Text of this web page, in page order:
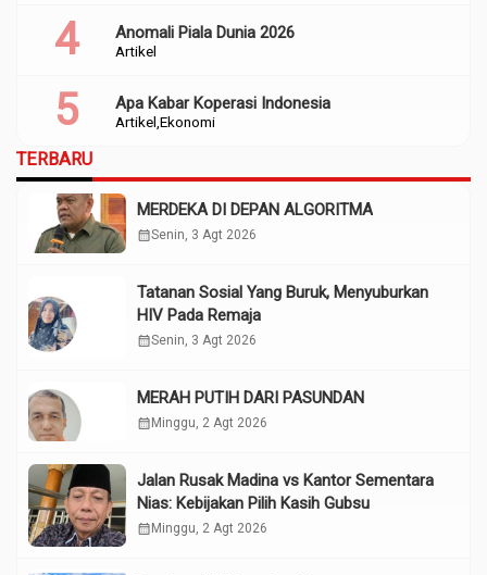
Artikel
Anomali Piala Dunia 2026
Artikel Ekonomi
Apa Kabar Koperasi Indonesia
TERBARU
MERDEKA DI DEPAN ALGORITMA
calendar_monthSenin, 3 Agt 2026
Tatanan Sosial Yang Buruk, Menyuburkan
HIV Pada Remaja
calendar_monthSenin, 3 Agt 2026
MERAH PUTIH DARI PASUNDAN
calendar_month Minggu, 2 Agt 2026
Jalan Rusak Madina vs Kantor Sementara
Nias: Kebijakan Pilih Kasih Gubsu
calendar_month Minggu, 2 Agt 2026